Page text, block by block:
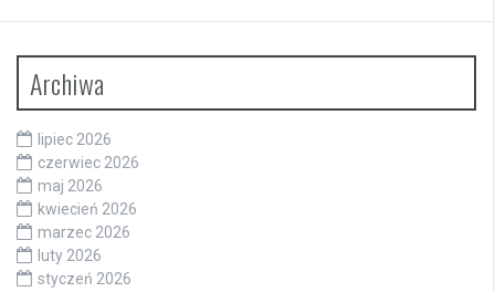
Archiwa
lipiec 2026
czerwiec 2026
maj 2026
kwiecień 2026
marzec 2026
luty 2026
styczeń 2026